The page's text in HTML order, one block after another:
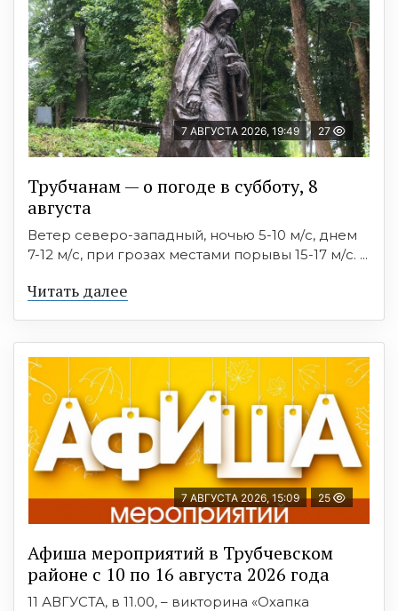
7 АВГУСТА 2026, 19:49 27
Трубчанам — о погоде в субботу, 8
августа
Ветер северо-западный, ночью 5-10 м/с, днем
7-12 м/с, при грозах местами порывы 15-17 м/с. ...
Читать далее
7 АВГУСТА 2026, 15:09 25
Афиша мероприятий в Трубчевском
районе с 10 по 16 августа 2026 года
11 АВГУСТА, в 11.00, – викторина «Охапка